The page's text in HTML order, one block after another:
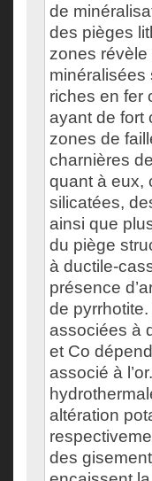
de
des pièges
zones
minéralisées
riches en fer
ayant de fort
zones de
charnières
quant à eux,
silicatées,
ainsi que
du piège
à ductile-
présence
de
associées à
et Co
associé à
altération
des